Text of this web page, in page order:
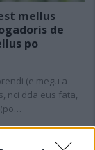
mellus
de
po
(e megu a
nci dda eus fata,
degli ottavi